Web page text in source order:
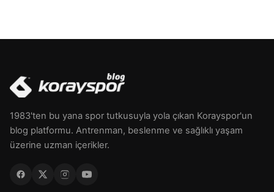
1983'ten bu yana spor tutkusuyla yola çıkan Korayspor'un
blog platformu. Antrenman, beslenme ve sağlıklı yaşam
üzerine uzman içerikler.